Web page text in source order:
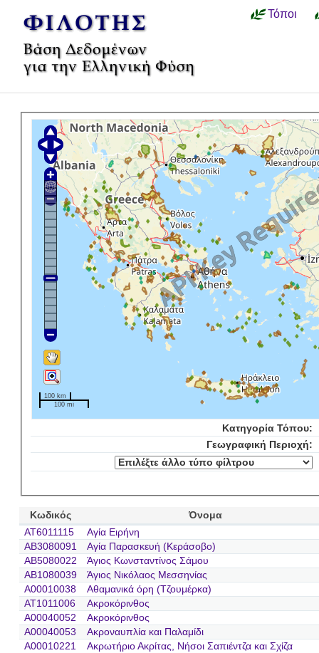
Τόποι
100 km
100 mi
Κατηγορία Τόπου:
Γεωγραφική Περιοχή:
Κωδικός
Όνομα
AT6011115
Αγία Ειρήνη
AB3080091
Αγία Παρασκευή (Κεράσοβο)
AB5080022
Άγιος Κωνσταντίνος Σάμου
AB1080039
Άγιος Νικόλαος Μεσσηνίας
A00010038
Αθαμανικά όρη (Τζουμέρκα)
AT1011006
Ακροκόρινθος
A00040052
Ακροκόρινθος
A00040053
Ακροναυπλία και Παλαμίδι
A00010221
Ακρωτήριο Ακρίτας, Νήσοι Σαπιέντζα και Σχίζα